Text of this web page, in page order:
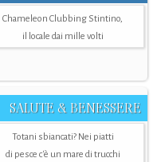
Chameleon Clubbing Stintino,
il locale dai mille volti
SALUTE & BENESSERE
Totani sbiancati? Nei piatti
di pesce c'è un mare di trucchi